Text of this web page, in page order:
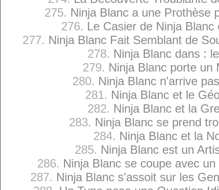
275. Ninja Blanc a une Prothèse
276. Le Casier de Ninja Blanc
277. Ninja Blanc Fait Semblant de
278. Ninja Blanc dans :
279. Ninja Blanc porte un
280. Ninja Blanc n'arrive
281. Ninja Blanc et le
282. Ninja Blanc et la
283. Ninja Blanc se prend
284. Ninja Blanc et la
285. Ninja Blanc est un
286. Ninja Blanc se coupe avec
287. Ninja Blanc s'assoit sur les